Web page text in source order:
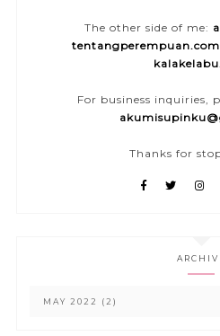
The other side of me:
tentangperempuan.com
For business inquiries,
Thanks for